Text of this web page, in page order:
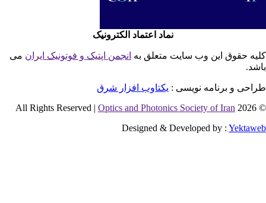
نماد اعتماد الکترونیک
حقوق این وب سایت متعلق بهانجمن اپتیک و فوتونیک ایران می
و برنامه نویسی : یکتاوب افزار شرق
©
Optics and Photonics Society of Iran
Designed & Developed by :